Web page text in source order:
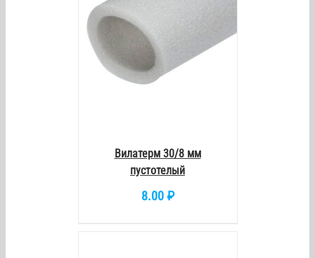
Вилатерм 30/8 мм
пустотелый
8.00 ₽